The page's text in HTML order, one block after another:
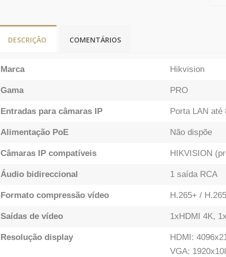
DESCRIÇÃO COMENTÁRIOS
Marca Hikvision
Gama PRO
Entradas para câmaras IP Porta LAN até
Alimentação PoE Não dispõe
Câmaras IP compatíveis HIKVISION
Áudio bidireccional 1 saída RCA
Formato compressão vídeo H.265+ /
Saídas de vídeo 1xHDMI 4K,
Resolução display
HDMI:
VGA: